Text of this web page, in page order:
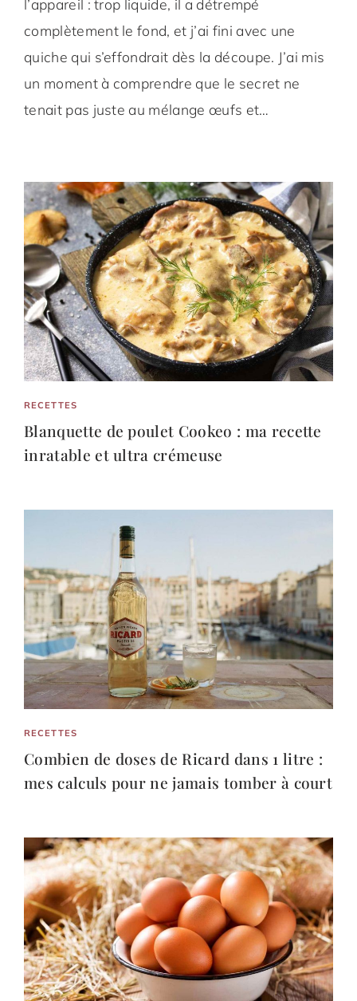
l’appareil : trop liquide, il a détrempé
complètement le fond, et j’ai fini avec une
quiche qui s’effondrait dès la découpe. J’ai mis
un moment à comprendre que le secret ne
tenait pas juste au mélange œufs et…
RECETTES
Blanquette de poulet Cookeo : ma recette
inratable et ultra crémeuse
RECETTES
Combien de doses de Ricard dans 1 litre :
mes calculs pour ne jamais tomber à court